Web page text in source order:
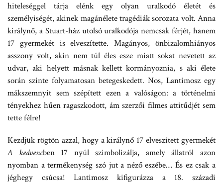
hiteleséggel tárja elénk egy olyan uralkodó életét és
személyiségét, akinek magánélete tragédiák sorozata volt. Anna
királynő, a Stuart-ház utolsó uralkodója nemcsak férjét, hanem
17 gyermekét is elveszítette. Magányos, önbizalomhiányos
asszony volt, akin nem túl éles esze miatt sokat nevetett az
udvar, aki helyett másnak kellett kormányoznia, s aki élete
során szinte folyamatosan betegeskedett. Nos, Lantimosz egy
mákszemnyit sem szépített ezen a valóságon: a történelmi
tényekhez hűen ragaszkodott, ám szerzői filmes attitűdjét sem
tette félre!
Kezdjük rögtön azzal, hogy a királynő 17 elveszített gyermekét
A kedvencben 17 nyúl szimbolizálja, amely állatról azon
nyomban a termékenység szó jut a néző eszébe… És ez csak a
jéghegy csúcsa! Lantimosz kifigurázza a 18. századi